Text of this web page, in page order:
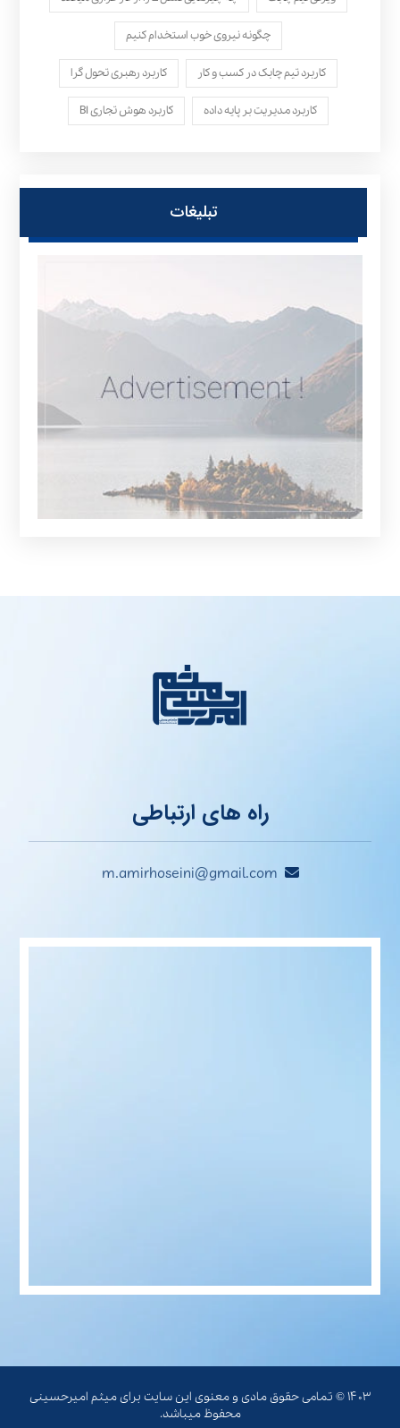
چگونه نیروی خوب استخدام کنیم
کاربرد تیم چابک در کسب و کار کاربرد رهبری تحول‌ گرا
کاربرد مدیریت بر پایه داده کاربرد هوش تجاری BI
تبلیغات
راه های ارتباطی
m.amirhoseini@gmail.com
۱۴۰۳ © تمامی حقوق مادی و معنوی این سایت برای میثم امیرحسینی
محفوظ میباشد.